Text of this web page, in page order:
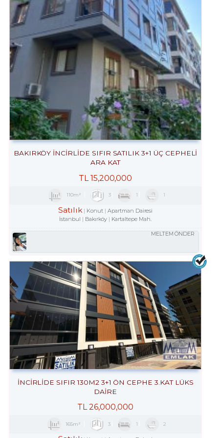
BAKIRKÖY İNCİRLİDE SIFIR SATILIK 3+1 ÜÇ CEPHELİ
ARA KAT
TL 15,200,000
110m² 3 1 1
Satılık Konut
Apartman Dairesi
İstanbul
Bakırköy Kartaltepe Mah.
MELTEM ÖNDER
İNCİRLİDE SIFIR 130M2 3+1 ÖN CEPHE 3.KAT LÜKS
DAİRE
TL26,000,000
165m² 3 1 2